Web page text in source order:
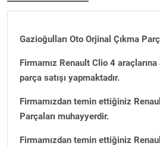
Gazioğulları Oto Orjinal Çıkma
Firmamız Renault Clio 4
parça satışı yapmaktadır.
Firmamızdan temin ettiğiniz
Parçaları muhayyerdir.
Firmamızdan temin ettiğiniz